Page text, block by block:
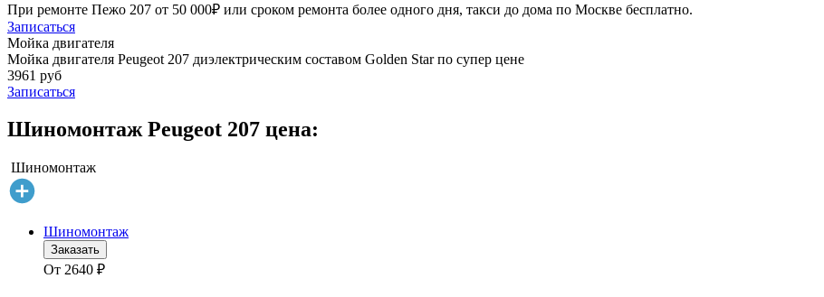
При ремонте Пежо 207 от 50 000₽ или сроком ремонта более одного дня, такси до дома по Москве бесплатно.
Записаться
Мойка двигателя
Мойка двигателя Peugeot 207 диэлектрическим составом Golden Star по супер цене
3961 руб
Записаться
Шиномонтаж Peugeot 207 цена:
Шиномонтаж
Шиномонтаж
Заказать
От 2640 ₽